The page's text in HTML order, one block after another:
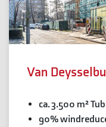
Van
ca. 3.500 m²
90%